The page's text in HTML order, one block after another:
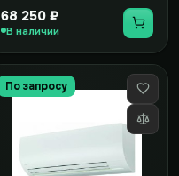
68 250 ₽
В наличии
По запросу